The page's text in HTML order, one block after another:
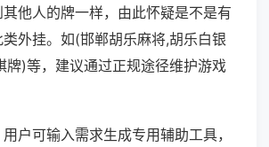
他人的牌一样，由此怀疑是不是有
外挂。如(邯郸胡乐麻将,胡乐白银
牌)等，建议通过正规途径维护游戏
户可输入需求生成专用辅助工具，